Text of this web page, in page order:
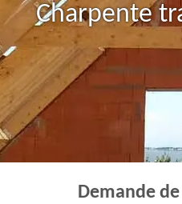
Charpente
Demande